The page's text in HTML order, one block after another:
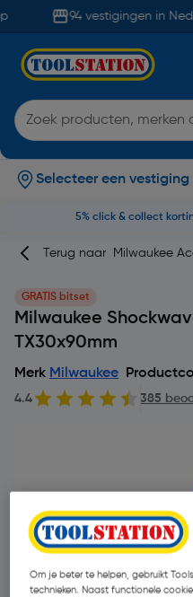
94 vestigingen in
Selecteer een vestiging
5% click & collect
Terug naar Milwaukee
GRATIS bitset
Milwaukee
TX30x90mm
Merk Milwaukee
4.4 385
Om je beter te helpen, gebruikt
technieken. Naast functionele